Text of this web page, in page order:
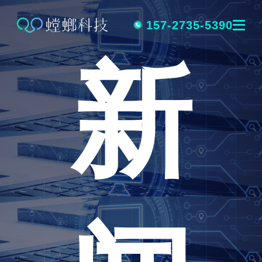
跳
内
容
157-2735-5390
新